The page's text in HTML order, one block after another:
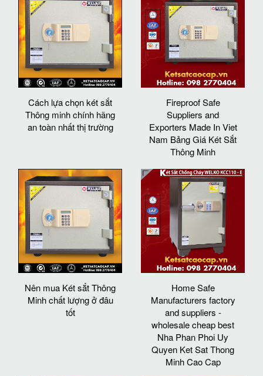
Cách lựa chọn két sắt
Thông minh chính hãng
an toàn nhất thị trường
Fireproof Safe
Suppliers and
Exporters Made In Viet
Nam Bảng Giá Két Sắt
Thông Minh
Nên mua Két sắt Thông
Minh chất lượng ở đâu
tốt
Home Safe
Manufacturers factory
and suppliers -
wholesale cheap best
Nha Phan Phoi Uy
Quyen Ket Sat Thong
Minh Cao Cap